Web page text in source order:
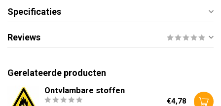
Specificaties
Reviews
Gerelateerde producten
Ontvlambare stoffen
€4,78